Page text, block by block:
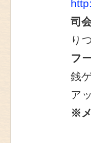
司
り
フ
銭
ア
※